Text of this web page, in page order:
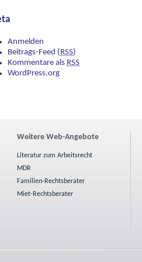
Anmelden
Beitrags-Feed (RSS)
Kommentare als RSS
WordPress.org
Weitere Web-Angebote
Literatur zum Arbeitsrecht
MDR
Familien-Rechtsberater
Miet-Rechtsberater